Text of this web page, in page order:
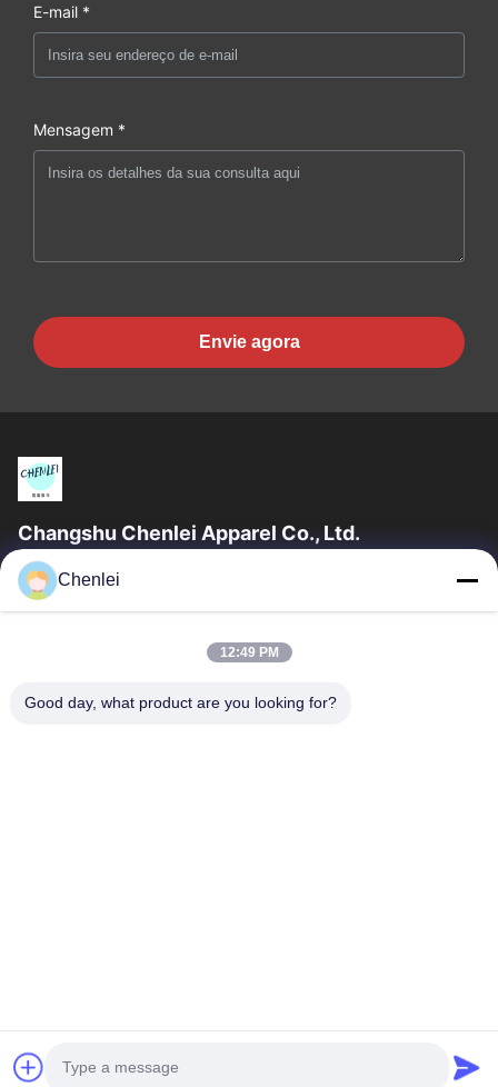
E-mail *
Mensagem *
Envie agora
Changshu Chenlei Apparel Co., Ltd.
CHANGSHU CHENLEI APPAREL CO., LTD Nossa fábrica foi
estabelecida em 2011, localizada na cidade de Suzhou,
Casa
Produtos
Chenlei
12:49 PM
Good day, what product are you looking for?